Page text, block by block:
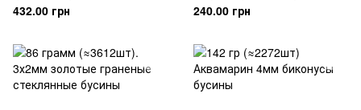
432.00 грн 240.00 грн